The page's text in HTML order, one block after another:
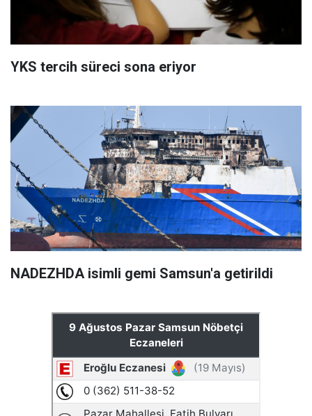
YKS tercih süreci sona eriyor
NADEZHDA isimli gemi Samsun'a getirildi